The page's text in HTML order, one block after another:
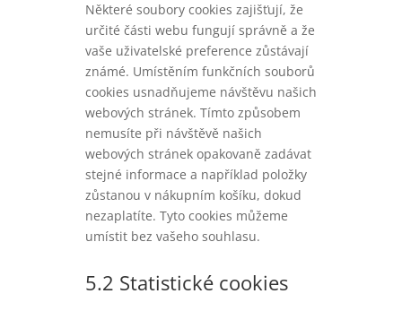
Některé soubory cookies zajišťují, že
určité části webu fungují správně a že
vaše uživatelské preference zůstávají
známé. Umístěním funkčních souborů
cookies usnadňujeme návštěvu našich
webových stránek. Tímto způsobem
nemusíte při návštěvě našich
webových stránek opakovaně zadávat
stejné informace a například položky
zůstanou v nákupním košíku, dokud
nezaplatíte. Tyto cookies můžeme
umístit bez vašeho souhlasu.
5.2 Statistické cookies